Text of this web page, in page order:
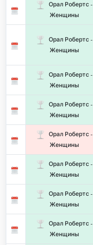
Орал Робертс -
Женщины
Орал Робертс -
Женщины
Орал Робертс -
Женщины
Орал Робертс -
Женщины
Орал Робертс -
Женщины
Орал Робертс -
Женщины
Орал Робертс -
Женщины
Орал Робертс -
Женщины